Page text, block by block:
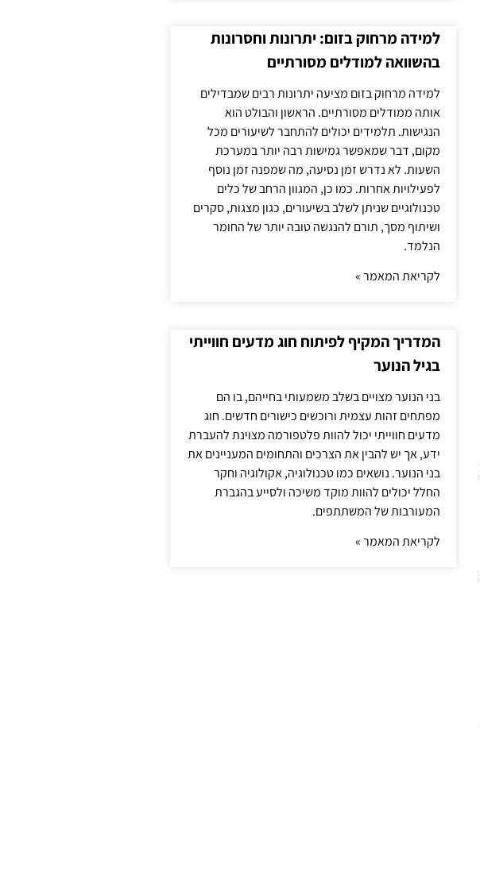
למידה מרחוק בזום: יתרונות וחסרונות
בהשוואה למודלים מסורתיים
למידה מרחוק בזום מציעה יתרונות רבים שמבדילים
אותה ממודלים מסורתיים. הראשון והבולט הוא
הנגישות. תלמידים יכולים להתחבר לשיעורים מכל
מקום, דבר שמאפשר גמישות רבה יותר במערכת
השעות. לא נדרש זמן נסיעה, מה שמפנה זמן נוסף
לפעילויות אחרות. כמו כן, המגוון הרחב של כלים
טכנולוגיים שניתן לשלב בשיעורים, כגון מצגות, סקרים
ושיתוף מסך, תורם להנגשה טובה יותר של החומר
הנלמד.
לקריאת המאמר »
המדריך המקיף לפיתוח חוג מדעים חווייתי
בגיל הנוער
בני הנוער מצויים בשלב משמעותי בחייהם, בו הם
מפתחים זהות עצמית ורוכשים כישורים חדשים. חוג
מדעים חווייתי יכול להוות פלטפורמה מצוינת להעברת
ידע, אך יש להבין את הצרכים והתחומים המעניינים את
בני הנוער. נושאים כמו טכנולוגיה, אקולוגיה וחקר
החלל יכולים להוות מוקד משיכה ולסייע בהגברת
המעורבות של המשתתפים.
לקריאת המאמר »